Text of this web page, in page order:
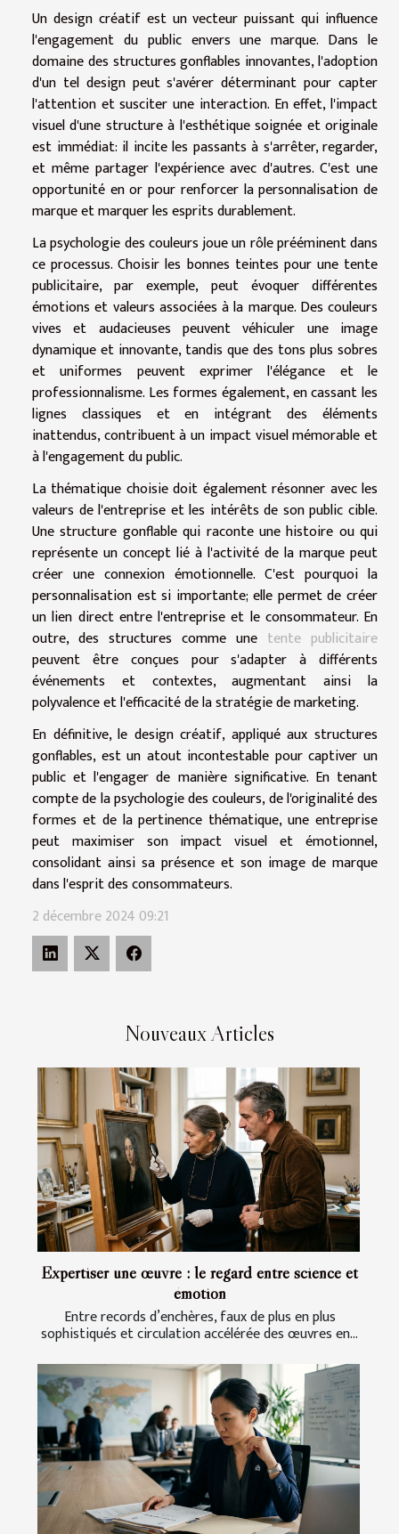
Nouveaux Articles
Expertiser une œuvre : le regard entre science et
émotion
Entre records d’enchères, faux de plus en plus
sophistiqués et circulation accélérée des œuvres en...
Un design créatif est un vecteur puissant qui influence
l'engagement du public envers une marque. Dans le
domaine des structures gonflables innovantes, l'adoption
d'un tel design peut s'avérer déterminant pour capter
l'attention et susciter une interaction. En effet, l'impact
visuel d'une structure à l'esthétique soignée et originale
est immédiat: il incite les passants à s'arrêter, regarder,
et même partager l'expérience avec d'autres. C'est une
opportunité en or pour renforcer la personnalisation de
marque et marquer les esprits durablement.
La psychologie des couleurs joue un rôle prééminent dans
ce processus. Choisir les bonnes teintes pour une tente
publicitaire, par exemple, peut évoquer différentes
émotions et valeurs associées à la marque. Des couleurs
vives et audacieuses peuvent véhiculer une image
dynamique et innovante, tandis que des tons plus sobres
et uniformes peuvent exprimer l'élégance et le
professionnalisme. Les formes également, en cassant les
lignes classiques et en intégrant des éléments
inattendus, contribuent à un impact visuel mémorable et
à l'engagement du public.
La thématique choisie doit également résonner avec les
valeurs de l'entreprise et les intérêts de son public cible.
Une structure gonflable qui raconte une histoire ou qui
représente un concept lié à l'activité de la marque peut
créer une connexion émotionnelle. C'est pourquoi la
personnalisation est si importante; elle permet de créer
un lien direct entre l'entreprise et le consommateur. En
outre, des structures comme une tente publicitaire
peuvent être conçues pour s'adapter à différents
événements et contextes, augmentant ainsi la
polyvalence et l'efficacité de la stratégie de marketing.
En définitive, le design créatif, appliqué aux structures
gonflables, est un atout incontestable pour captiver un
public et l'engager de manière significative. En tenant
compte de la psychologie des couleurs, de l'originalité des
formes et de la pertinence thématique, une entreprise
peut maximiser son impact visuel et émotionnel,
consolidant ainsi sa présence et son image de marque
dans l'esprit des consommateurs.
2 décembre 2024 09:21